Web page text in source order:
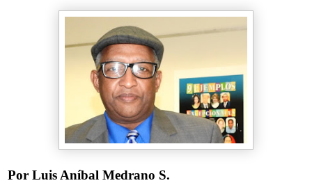
Por Luis Aníbal Medrano S.